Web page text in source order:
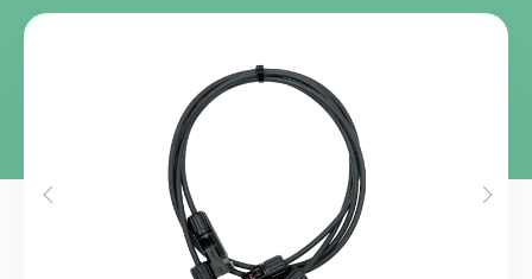
Bildergalerie überspringen